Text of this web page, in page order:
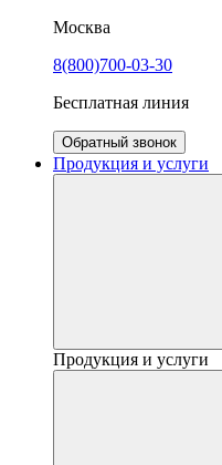
Москва
8(800)700-03-30
Бесплатная линия
Обратный звонок
Продукция и услуги
Продукция и услуги